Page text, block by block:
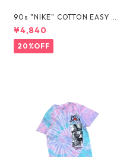
90s "NIKE" COTTON EASY S
HORTS
¥4,840
20%OFF